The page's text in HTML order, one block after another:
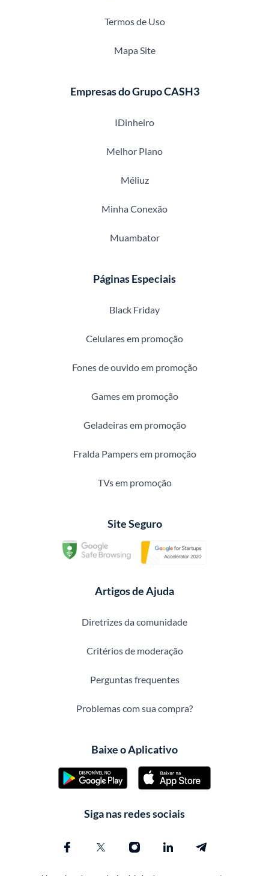
Termos de Uso
Mapa Site
Empresas do Grupo CASH3
IDinheiro
Melhor Plano
Méliuz
Minha Conexão
Muambator
Páginas Especiais
Black Friday
Celulares em promoção
Fones de ouvido em promoção
Games em promoção
Geladeiras em promoção
Fralda Pampers em promoção
TVs em promoção
Site Seguro
Artigos de Ajuda
Diretrizes da comunidade
Critérios de moderação
Perguntas frequentes
Problemas com sua compra?
Baixe o Aplicativo
Siga nas redes sociais